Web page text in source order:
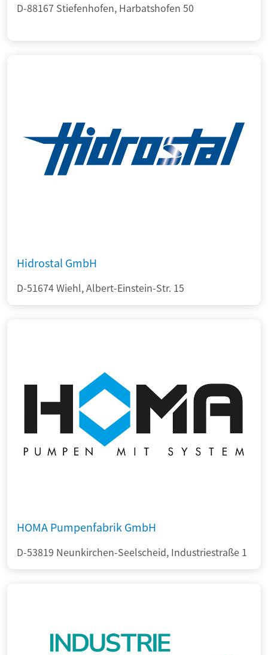
D-88167 Stiefenhofen, Harbatshofen 50
Hidrostal GmbH
D-51674 Wiehl, Albert-Einstein-Str. 15
HOMA Pumpenfabrik GmbH
D-53819 Neunkirchen-Seelscheid, Industriestraße 1